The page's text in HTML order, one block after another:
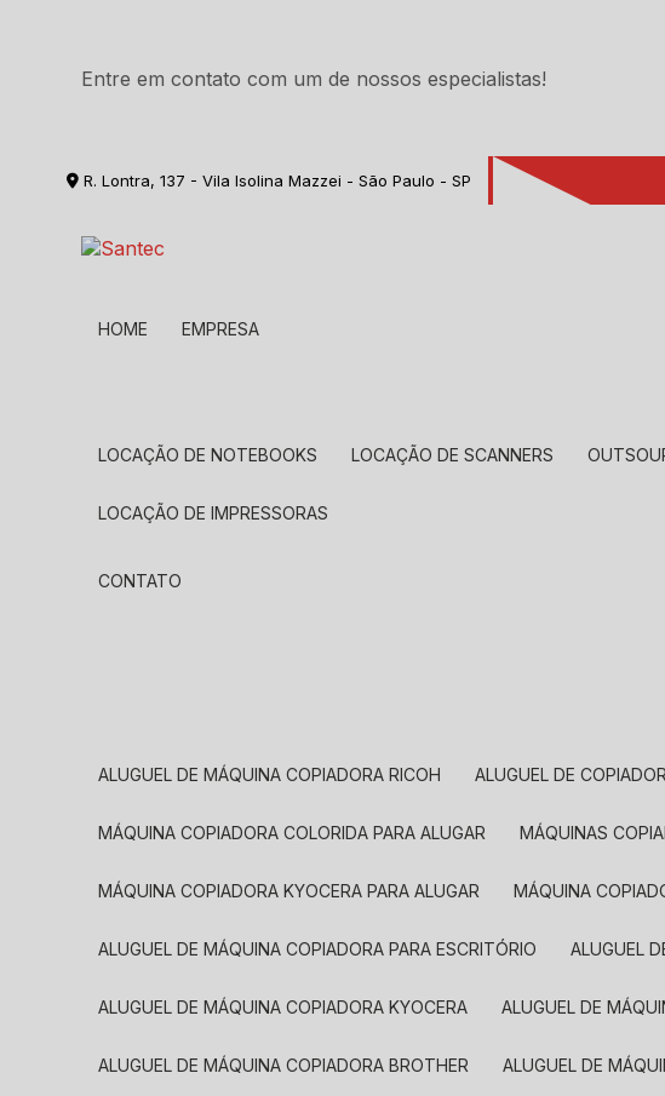
Entre em contato com um de nossos especialistas!
R. Lontra, 137 - Vila Isolina Mazzei - São Paulo - SP
HOME EMPRESA
LOCAÇÃO DE NOTEBOOKS LOCAÇÃO DE SCANNERS
LOCAÇÃO DE IMPRESSORAS
CONTATO
ALUGUEL DE MÁQUINA COPIADORA RICOH ALUGUEL DE
MÁQUINA COPIADORA COLORIDA PARA ALUGAR MÁQUINAS
MÁQUINA COPIADORA KYOCERA PARA ALUGAR MÁQUINA
ALUGUEL DE MÁQUINA COPIADORA PARA ESCRITÓRIO ALUGUEL
ALUGUEL DE MÁQUINA COPIADORA KYOCERA ALUGUEL DE
ALUGUEL DE MÁQUINA COPIADORA BROTHER ALUGUEL DE